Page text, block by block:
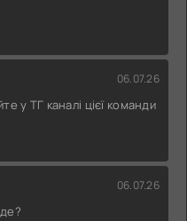
06.07.26
у ТГ каналі цієї команди
06.07.26